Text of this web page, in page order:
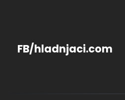
FB/hladnjaci.com